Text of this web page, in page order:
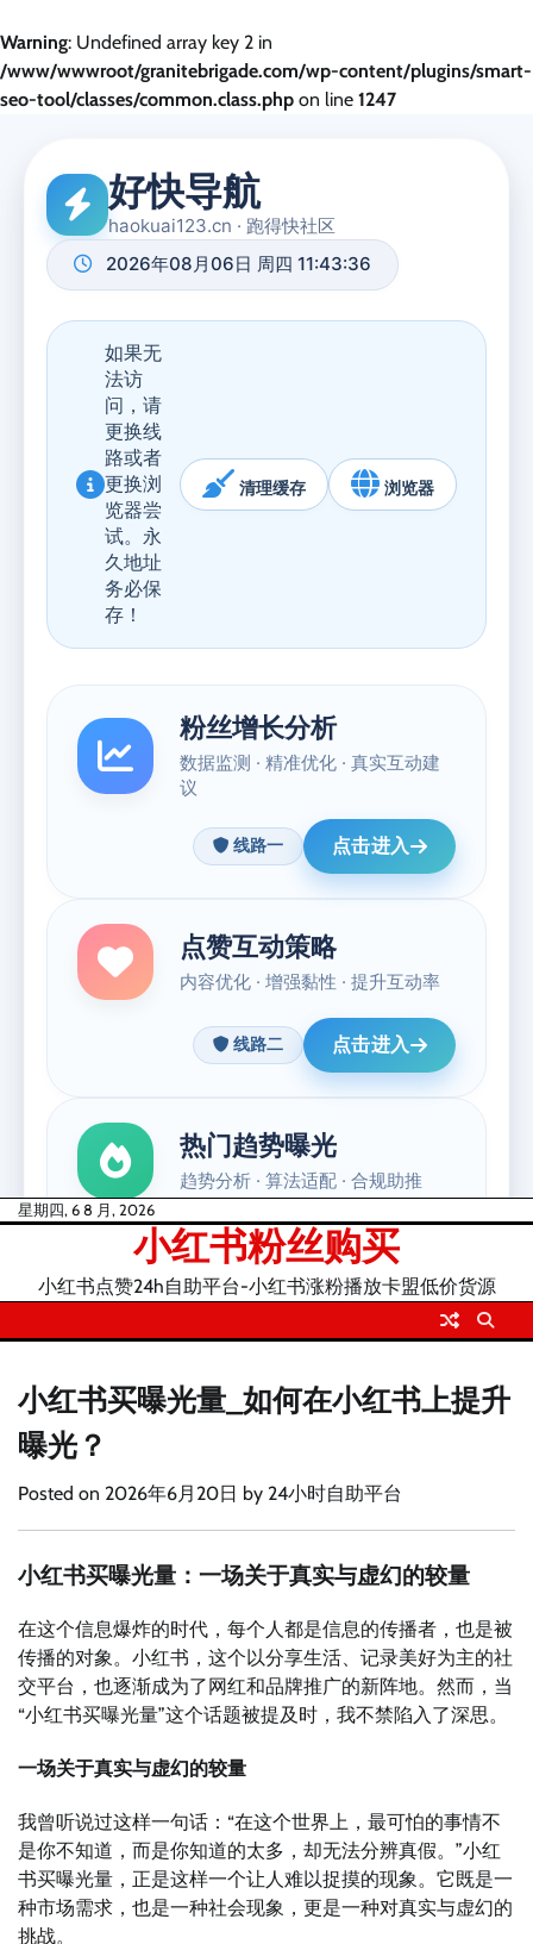
Warning: Undefined array key 2 in
/www/wwwroot/granitebrigade.com/wp-content/plugins/smart-
seo-tool/classes/common.class.php on line 1247
Skip星期四, 6 8 月, 2026
小红书粉丝购买
小红书点赞24h自助平台-小红书涨粉播放卡盟低价货源
小红书买曝光量_如何在小红书上提升
曝光？
Posted on 2026年6月20日 by 24小时自助平台
小红书买曝光量：一场关于真实与虚幻的较量
在这个信息爆炸的时代，每个人都是信息的传播者，也是被
传播的对象。小红书，这个以分享生活、记录美好为主的社
交平台，也逐渐成为了网红和品牌推广的新阵地。然而，当
“小红书买曝光量”这个话题被提及时，我不禁陷入了深思。
一场关于真实与虚幻的较量
我曾听说过这样一句话：“在这个世界上，最可怕的事情不
是你不知道，而是你知道的太多，却无法分辨真假。”小红
书买曝光量，正是这样一个让人难以捉摸的现象。它既是一
种市场需求，也是一种社会现象，更是一种对真实与虚幻的
挑战。